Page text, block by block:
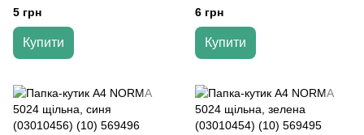
асорті
5 грн
Купити
(10)
6 грн
Купити